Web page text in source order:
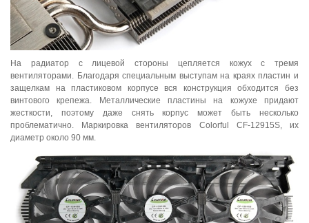
На радиатор с лицевой стороны цепляется кожух с тремя
вентиляторами. Благодаря специальным выступам на краях пластин и
защелкам на пластиковом корпусе вся конструкция обходится без
винтового крепежа. Металлические пластины на кожухе придают
жесткости, поэтому даже снять корпус может быть несколько
проблематично. Маркировка вентиляторов Colorful CF-12915S, их
диаметр около 90 мм.